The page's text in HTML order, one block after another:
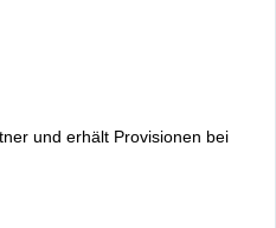
und erhält Provisionen bei